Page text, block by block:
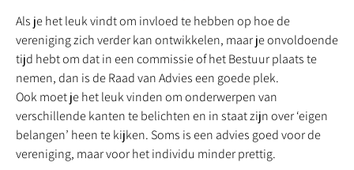
Als je het leuk vindt om invloed te hebben op hoe de
vereniging zich verder kan ontwikkelen, maar je onvoldoende
tijd hebt om dat in een commissie of het Bestuur plaats te
nemen, dan is de Raad van Advies een goede plek.
Ook moet je het leuk vinden om onderwerpen van
verschillende kanten te belichten en in staat zijn over ‘eigen
belangen’ heen te kijken. Soms is een advies goed voor de
vereniging, maar voor het individu minder prettig.